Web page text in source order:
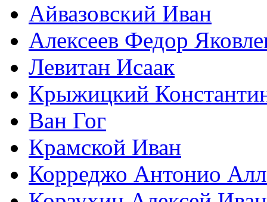
Айвазовский Иван
Алексеев Федор
Левитан Исаак
Крыжицкий
Ван Гог
Крамской Иван
Корреджо Антонио